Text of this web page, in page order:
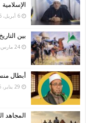
الإسلامية
6 أبريل، 2026
بين
24 مارس، 2026
أبطال
29 يناير، 2026
المجاهد